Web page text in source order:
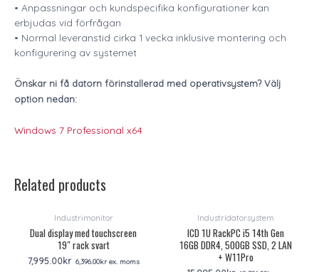
• Anpassningar och kundspecifika konfigurationer kan
erbjudas vid förfrågan
• Normal leveranstid cirka 1 vecka inklusive montering och
konfigurering av systemet
Önskar ni få datorn förinstallerad med operativsystem? Välj
option nedan:
Windows 7 Professional x64
Related products
Industrimonitor
Dual display med touchscreen
19″ rack svart
7,995.00kr 6,396.00krex. moms
Industridatorsystem
ICD 1U RackPC i5 14th Gen
16GB DDR4, 500GB SSD, 2 LAN
+ W11Pro